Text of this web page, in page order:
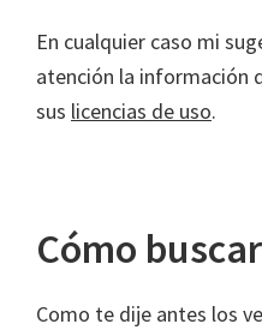
En cualquier caso mi
atención la información
sus licencias de uso.
Cómo
Como te dije antes los